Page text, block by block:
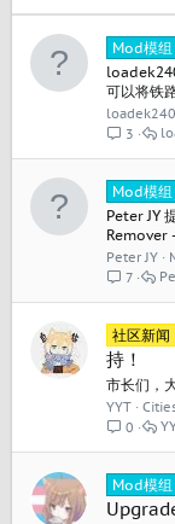
Mod模组
可以将铁
含了车道
真的很牛
3
Mod模组
Peter JY
Remover
道路的名
名称，并
Peter JY
7
社区新闻
持！
市长们，
YYT
0
Mod模组